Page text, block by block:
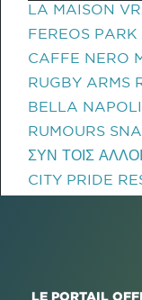
LA MAISON
FEREOS
CAFFE NERO
RUGBY ARMS
BELLA
RUMOURS
ΣΥΝ ΤΟΙΣ
CITY PRIDE
LE PORTAIL